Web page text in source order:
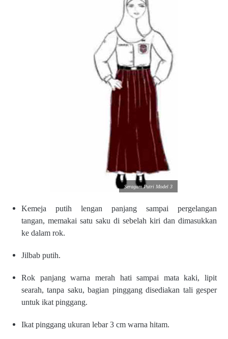
Seragam Putri Model 3
Kemeja putih lengan panjang sampai pergelangan
tangan, memakai satu saku di sebelah kiri dan dimasukkan
ke dalam rok.
Jilbab putih.
Rok panjang warna merah hatisampai mata kaki, lipit
searah,tanpa saku, bagian pinggangdisediakan tali gesper
untuk ikat pinggang.
Ikat pinggang ukuran lebar 3 cm warna hitam.